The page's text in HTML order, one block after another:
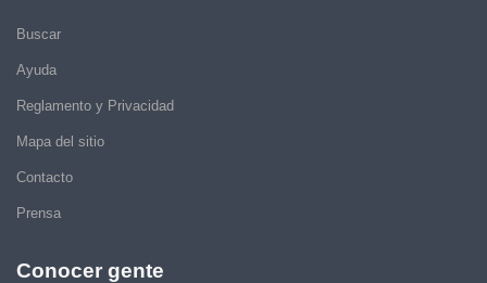
Buscar
Ayuda
Reglamento y Privacidad
Mapa del sitio
Contacto
Prensa
Conocer gente